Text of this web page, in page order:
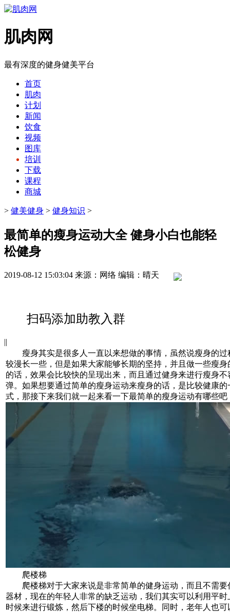
肌肉网
最有深度的健身健美平台
首页
肌肉
计划
新闻
饮食
视频
图库
培训
下载
课程
商城
> 健美健身 > 健身知识 >
最简单的瘦身运动大全 健身小白也能轻
松健身
2019-08-12 15:03:04 来源：网络 编辑：晴天
扫码添加助教入群
||
瘦身其实是很多人一直以来想做的事情，虽然说瘦身的过
较漫长一些，但是如果大家能够长期的坚持，并且做一些瘦身
的话，效果会比较快的呈现出来，而且通过健身来进行瘦身不
弹。如果想要通过简单的瘦身运动来瘦身的话，是比较健康的
式，那接下来我们就一起来看一下最简单的瘦身运动有哪些吧
爬楼梯
爬楼梯对于大家来说是非常简单的健身运动，而且不需要
器材，现在的年轻人非常的缺乏运动，我们其实可以利用平时
时候来进行锻炼，然后下楼的时候坐电梯。同时，老年人也可